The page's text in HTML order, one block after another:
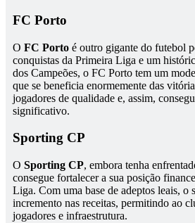
FC Porto
O FC Porto é outro gigante do futebol
conquistas da Primeira Liga e um
dos Campeões, o FC Porto tem um
que se beneficia enormemente das
jogadores de qualidade e, assim,
significativo.
Sporting CP
O Sporting CP, embora tenha
consegue fortalecer a sua posição
Liga. Com uma base de adeptos leais, o
incremento nas receitas, permitindo ao
jogadores e infraestrutura.